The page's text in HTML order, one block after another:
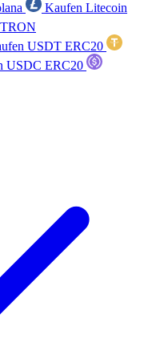
Kaufen Litecoin
USDT ERC20
USDC ERC20